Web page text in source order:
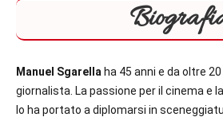
Manuel Sgarella ha 45 anni e da oltre
giornalista. La passione per il cinema e
lo ha portato a diplomarsi in